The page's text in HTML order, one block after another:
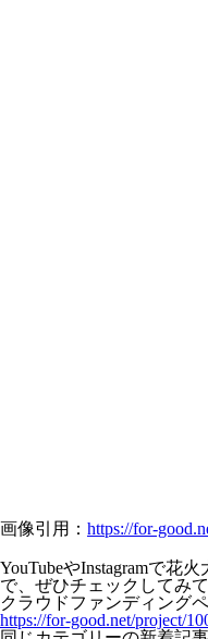
画像引用： https://for-
YouTubeやInstagramで花
で、ぜひチェックしてみて
クラウドファンディング
https://for-good.net/project/